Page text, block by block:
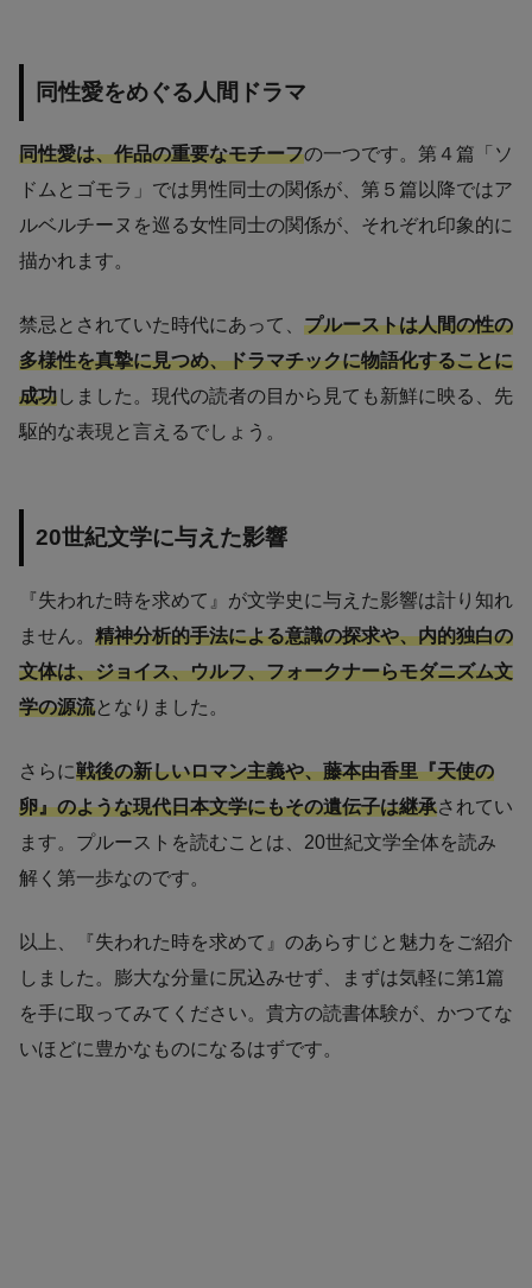
同性愛をめぐる人間ドラマ
同性愛は、作品の重要なモチーフの一つです。第４篇「ソ
ドムとゴモラ」では男性同士の関係が、第５篇以降ではア
ルベルチーヌを巡る女性同士の関係が、それぞれ印象的に
描かれます。
禁忌とされていた時代にあって、 プルーストは人間の性の
多様性を真摯に見つめ、ドラマチックに物語化することに
成功しました。現代の読者の目から見ても新鮮に映る、先
駆的な表現と言えるでしょう。
20世紀文学に与えた影響
『失われた時を求めて』が文学史に与えた影響は計り知れ
ません。 精神分析的手法による意識の探求や、内的独白の
文体は、ジョイス、ウルフ、フォークナーらモダニズム文
学の源流となりました。
さらに戦後の新しいロマン主義や、藤本由香里『天使の
卵』のような現代日本文学にもその遺伝子は継承されてい
ます。プルーストを読むことは、20世紀文学全体を読み
解く第一歩なのです。
以上、『失われた時を求めて』のあらすじと魅力をご紹介
しました。膨大な分量に尻込みせず、まずは気軽に第1篇
を手に取ってみてください。貴方の読書体験が、かつてな
いほどに豊かなものになるはずです。